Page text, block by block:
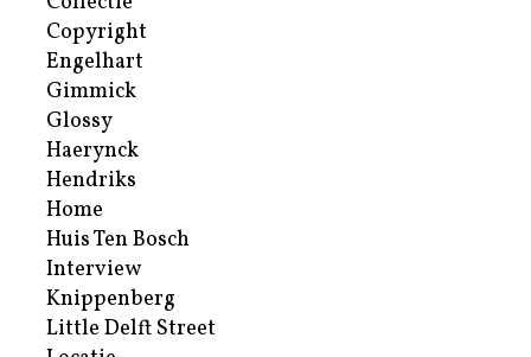
Copyright
Engelhart
Gimmick
Glossy
Haerynck
Hendriks
Home
Huis Ten Bosch
Interview
Knippenberg
Little Delft Street